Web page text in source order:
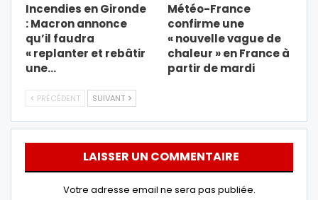
Incendies en Gironde
: Macron annonce
qu’il faudra
« replanter et rebâtir
une…
Météo-France
confirme une
« nouvelle vague de
chaleur » en France à
partir de mardi
PRÉCÉDENT SUIVANT
LAISSER UN COMMENTAIRE
Votre adresse email ne sera pas publiée.